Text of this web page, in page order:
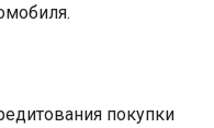
покупки